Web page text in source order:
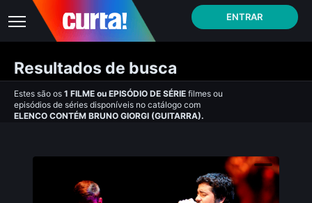
ENTRAR
Resultados de busca
Estes são os 1 FILME ou EPISÓDIO DE SÉRIE filmes ou
episódios de séries disponíveis no catálogo com
ELENCO CONTÉM BRUNO GIORGI (GUITARRA).